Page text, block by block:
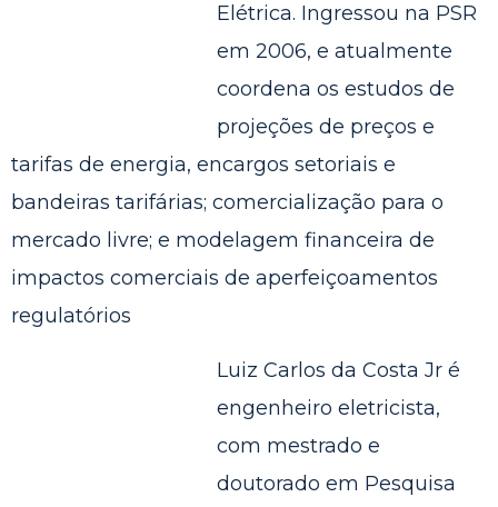
Elétrica. Ingressou na PSR
em 2006, e atualmente
coordena os estudos de
projeções de preços e
tarifas de energia, encargos setoriais e
bandeiras tarifárias; comercialização para o
mercado livre; e modelagem financeira de
impactos comerciais de aperfeiçoamentos
regulatórios
Luiz Carlos da Costa Jr é
engenheiro eletricista,
com mestrado e
doutorado em Pesquisa